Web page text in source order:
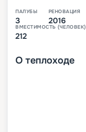
ПАЛУБЫ
3
РЕНОВАЦИЯ
2016
ВМЕСТИМОСТЬ (ЧЕЛОВЕК)
212
О теплоходе